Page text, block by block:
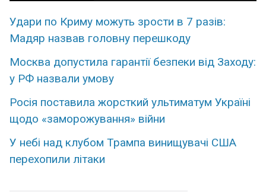
Удари по Криму можуть зрости в 7 разів:
Мадяр назвав головну перешкоду
Москва допустила гарантії безпеки від Заходу:
у РФ назвали умову
Росія поставила жорсткий ультиматум Україні
щодо «заморожування» війни
У небі над клубом Трампа винищувачі США
перехопили літаки